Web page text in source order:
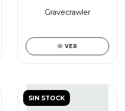
Gravecrawler
VER
SIN STOCK